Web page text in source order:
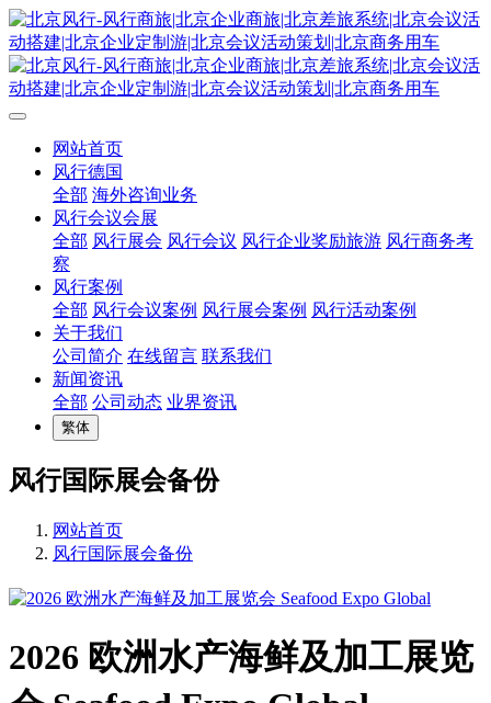
网站首页
风行德国
全部 海外咨询业务
风行会议会展
全部 风行展会 风行会议 风行企业奖励旅游 风行商务考
察
风行案例
全部 风行会议案例 风行展会案例 风行活动案例
关于我们
公司简介 在线留言 联系我们
新闻资讯
全部 公司动态 业界资讯
繁体
风行国际展会备份
网站首页
风行国际展会备份
2026 欧洲水产海鲜及加工展览